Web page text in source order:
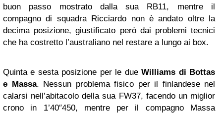
buon passo mostrato dalla sua RB11, mentre il
compagno di squadra Ricciardo non è andato oltre la
decima posizione, giustificato però dai problemi tecnici
che ha costretto l’australiano nel restare a lungo ai box.
Quinta e sesta posizione per le dueWilliams di Bottas
e Massa. Nessun problema fisico per il finlandese nel
calarsi nell’abitacolo della sua FW37, facendo un miglior
crono in 1’40″450, mentre per il compagno Massa